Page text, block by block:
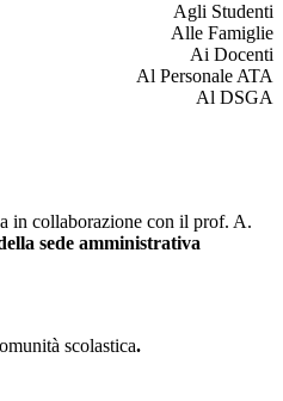
Agli Studenti
Alle Famiglie
Ai Docenti
Al Personale ATA
Al DSGA
in collaborazione con il prof. A.
sede amministrativa
scolastica.